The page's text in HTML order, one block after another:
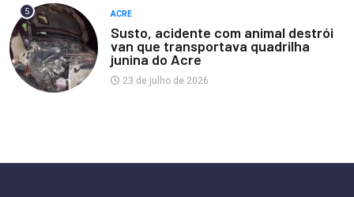
5 ACRE
Susto, acidente com animal destrói
van que transportava quadrilha
junina do Acre
23 de julho de 2026